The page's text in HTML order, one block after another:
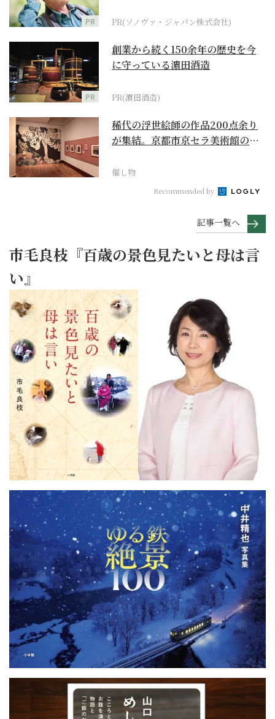
PR PR(ソノヴァ・ジャパン株式会社)
PR
創業から続く150余年の歴史を今
に守っている濵田酒造
PR(濵田酒造)
稀代の浮世絵師の作品200点余り
が集結。京都市京セラ美術館の
催し物
Recommended by
記事一覧へ
市毛良枝『百歳の景色見たいと母は言
い』